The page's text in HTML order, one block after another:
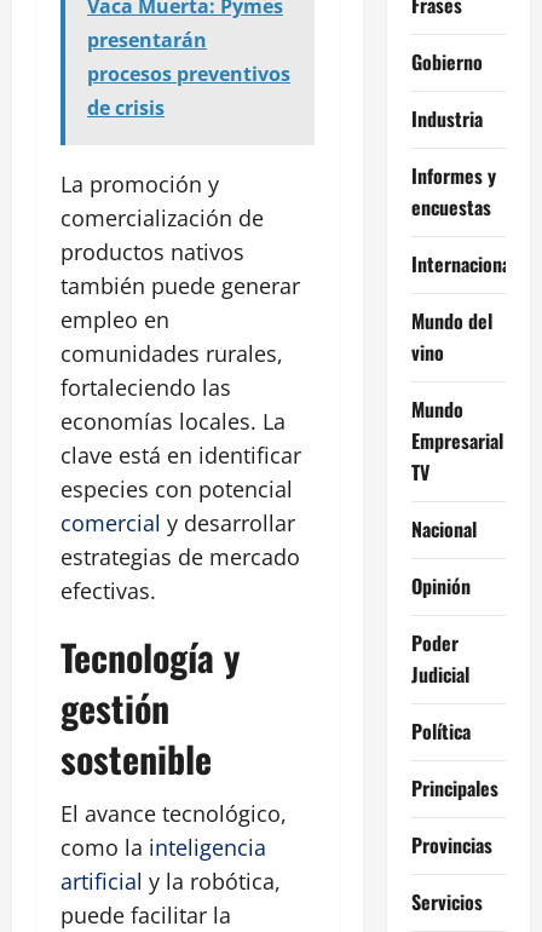
Vaca Muerta: Pymes
presentarán
procesos preventivos
de crisis
La promoción y
comercialización de
productos nativos
también puede generar
empleo en
comunidades rurales,
fortaleciendo las
economías locales. La
clave está en identificar
especies con potencial
comercial y desarrollar
estrategias de mercado
efectivas.
Tecnología y
gestión
sostenible
El avance tecnológico,
como la inteligencia
artificial y la robótica,
puede facilitar la
Gobierno
Industria
Informes y
encuestas
Internacional
Mundo del
vino
Mundo
Empresarial
TV
Nacional
Opinión
Poder
Judicial
Política
Principales
Provincias
Servicios